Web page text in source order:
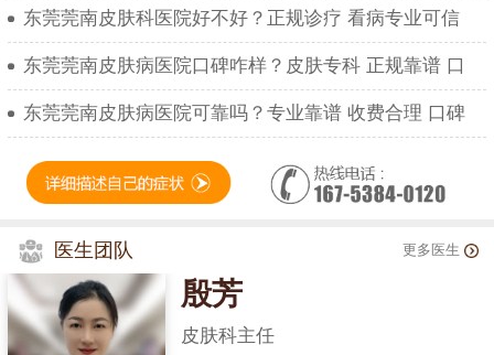
东莞莞南皮肤科医院好不好？正规诊疗 看病专业可信
东莞莞南皮肤病医院口碑咋样？皮肤专科 正规靠谱 口
东莞莞南皮肤病医院可靠吗？专业靠谱 收费合理 口碑
医生团队 更多医生
殷芳
皮肤科主任